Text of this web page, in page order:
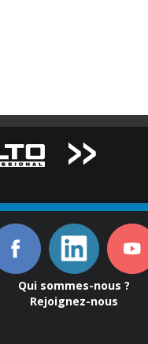
Qui sommes-nous ?
Rejoignez-nous